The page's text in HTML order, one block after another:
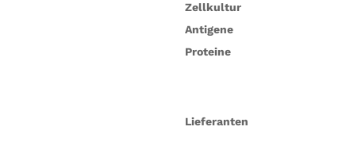
Zellkultur
Antigene
Proteine
Lieferanten